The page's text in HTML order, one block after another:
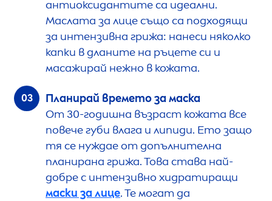
антиоксидантите са идеални.
Маслата за лице също са подходящи
за интензивна грижа: нанеси няколко
капки в дланите на ръцете си и
масажирай нежно в кожата.
Планирай времето за маска
От 30-годишна възраст кожата все
повече губи влага и липиди. Ето защо
тя се нуждае от допълнителна
планирана грижа. Това става най-
добре с интензивно хидратиращи
маски за лице. Те могат да